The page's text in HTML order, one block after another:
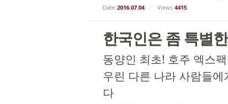
Date 2016.07.04 Views 4415
한국인은 좀 특별
동양인 최초! 호주 엑스
우린 다른 나라 사람들
다